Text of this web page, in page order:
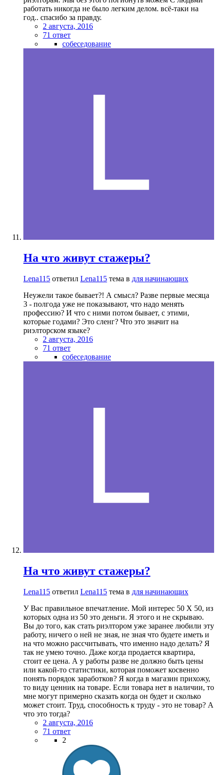
работать никогда не было легким делом. всё-таки на
год.. спасибо за правду.
2 августа, 2016
71 ответ
собеседование
На что живут стажеры?
Lena115 ответил Lena115 тема в для начинающих
Неужели такое бывает?! А смысл? Разве первые месяца
3 - полгода уже не показывают, что надо менять
профессию? И что с ними потом бывает, с этими,
которые годами? Это сленг? Что это значит на
риэлторском языке?
2 августа, 2016
71 ответ
собеседование
На что живут стажеры?
Lena115 ответил Lena115 тема в для начинающих
У Вас правильное впечатление. Мой интерес 50 Х 50, из
которых одна из 50 это деньги. Я этого и не скрываю.
Вы до того, как стать риэлтором уже заранее любили эту
работу, ничего о ней не зная, не зная что будете иметь и
на что можно рассчитывать, что именно надо делать? Я
так не умею точно. Даже когда продается квартира,
стоит ее цена. А у работы разве не должно быть цены
или какой-то статистики, которая поможет косвенно
понять порядок заработков? Я когда в магазин прихожу,
то виду ценник на товаре. Если товара нет в наличии, то
мне могут примерно сказать когда он будет и сколько
может стоит. Труд, способность к труду - это не товар? А
что это тогда?
2 августа, 2016
71 ответ
2